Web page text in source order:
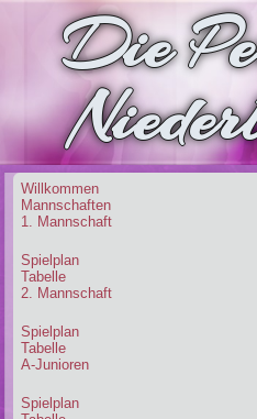
Die
Willkommen
Mannschaften
1. Mannschaft
Spielplan
Tabelle
2. Mannschaft
Spielplan
Tabelle
A-Junioren
Spielplan